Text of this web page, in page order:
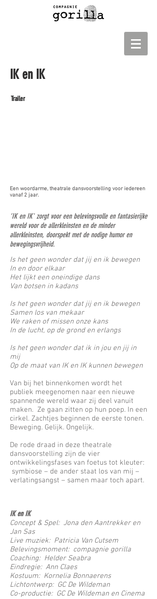
IK en IK
Trailer
Een woordarme, theatrale dansvoorstelling voor iedereen
vanaf 2 jaar.
‘IK en IK' zorgt voor een belevingsvolle en fantasierijke
wereld voor de allerkleinsten en de minder
allerkleinsten, doorspekt met de nodige humor en
bewegingsvrijheid.
Is het geen wonder dat jij en ik bewegen
In en door elkaar
Het lijkt een oneindige dans
Van botsen in kadans
Is het geen wonder dat jij en ik bewegen
Samen los van mekaar
We raken of missen onze kans
In de lucht, op de grond en erlangs
Is het geen wonder dat ik in jou en jij in
mij
Op de maat van IK en IK kunnen bewegen
Van bij het binnenkomen wordt het
publiek meegenomen naar een nieuwe
spannende wereld waar zij deel vanuit
maken. Ze gaan zitten op hun poep. In een
cirkel. Zachtjes beginnen de eerste tonen.
Beweging. Gelijk. Ongelijk.
De rode draad in deze theatrale
dansvoorstelling zijn de vier
ontwikkelingsfases van foetus tot kleuter:
symbiose – de ander staat los van mij –
verlatingsangst – samen maar toch apart.
IK en IK
Concept & Spel: Jona den Aantrekker en
Jan Sas
Live muziek: Patricia Van Cutsem
Belevingsmoment: compagnie gorilla
Coaching: Helder Seabra
Eindregie: Ann Claes
Kostuum: Kornelia Bonnaerens
Lichtontwerp: GC De Wildeman
Co-productie: GC De Wildeman en Cinema